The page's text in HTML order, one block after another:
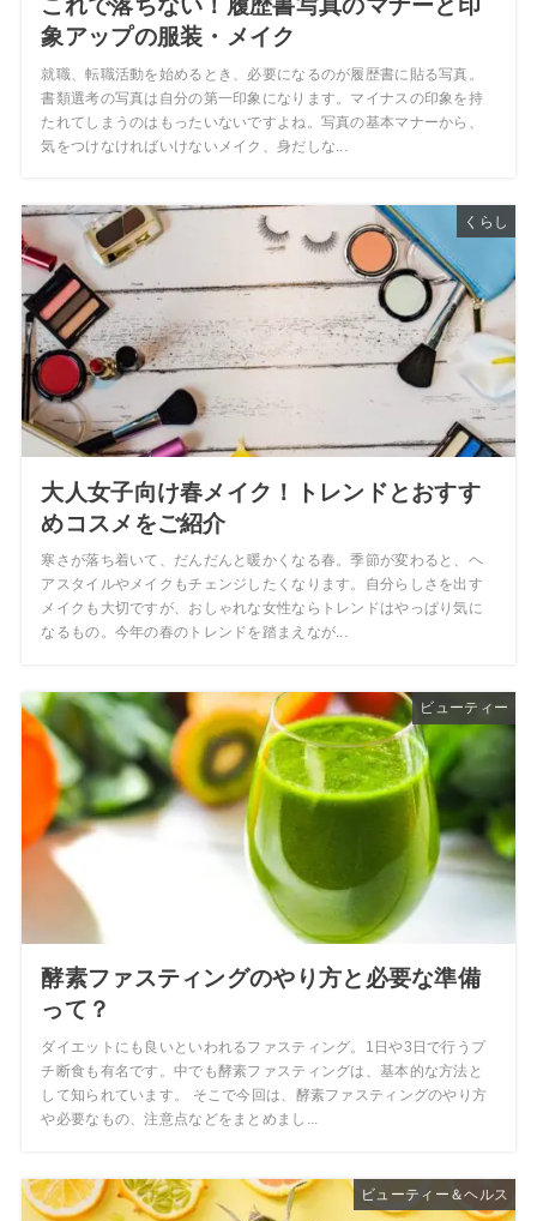
これで落ちない！履歴書写真のマナーと印
象アップの服装・メイク
就職、転職活動を始めるとき、必要になるのが履歴書に貼る写真。
書類選考の写真は自分の第一印象になります。マイナスの印象を持
たれてしまうのはもったいないですよね。写真の基本マナーから、
気をつけなければいけないメイク、身だしな...
くらし
大人女子向け春メイク！トレンドとおすす
めコスメをご紹介
寒さが落ち着いて、だんだんと暖かくなる春。季節が変わると、ヘ
アスタイルやメイクもチェンジしたくなります。自分らしさを出す
メイクも大切ですが、おしゃれな女性ならトレンドはやっぱり気に
なるもの。今年の春のトレンドを踏まえなが...
ビューティー
酵素ファスティングのやり方と必要な準備
って？
ダイエットにも良いといわれるファスティング。1日や3日で行うプ
チ断食も有名です。中でも酵素ファスティングは、基本的な方法と
して知られています。 そこで今回は、酵素ファスティングのやり方
や必要なもの、注意点などをまとめまし...
ビューティー＆ヘルス